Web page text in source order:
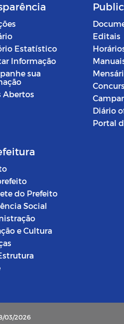
Estatístico
Informação
sua
Abertos
Editais
Diário
Portal
do Prefeito
Social
e Cultura
03/2026